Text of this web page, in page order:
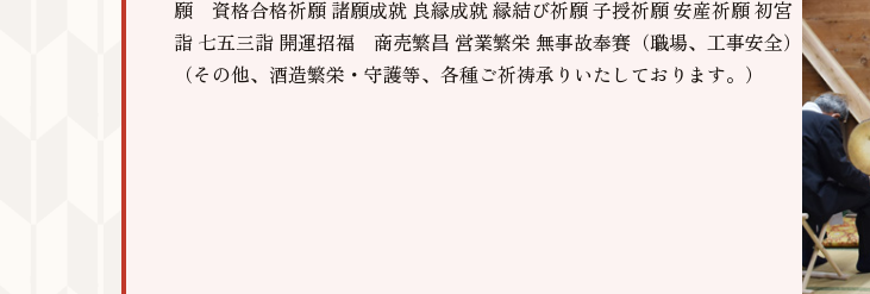
願 資格合格祈願 諸願成就 良縁成就 縁結び祈願 子授祈願 安産祈願 初宮
詣 七五三詣 開運招福 商売繁昌 営業繁栄 無事故奉賽（職場、工事安全）
（その他、酒造繁栄・守護等、各種ご祈祷承りいたしております。）